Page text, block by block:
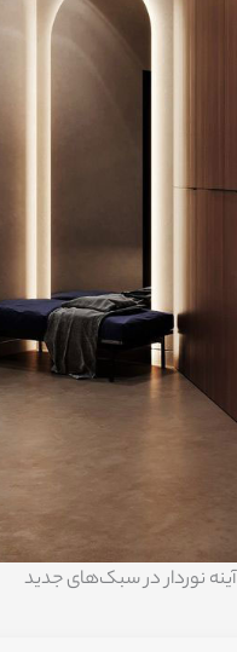
آینه نوردار در سبک‌های جدید